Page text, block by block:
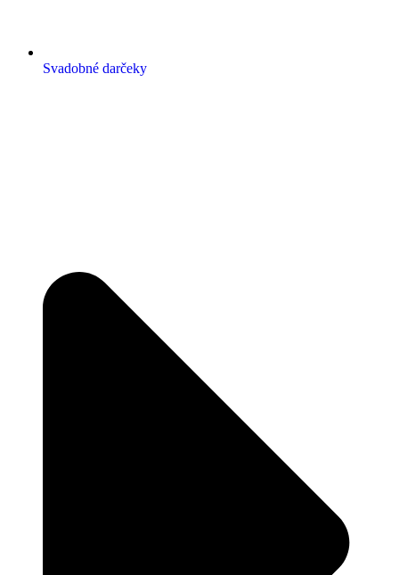
Svadobné darčeky